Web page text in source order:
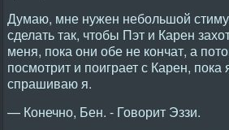
Думаю, мне нужен небольшой
сделать так, чтобы Пэт и Карен
меня, пока они обе не кончат, а
посмотрит и поиграет с Карен,
спрашиваю я.
— Конечно, Бен. - Говорит Эззи.